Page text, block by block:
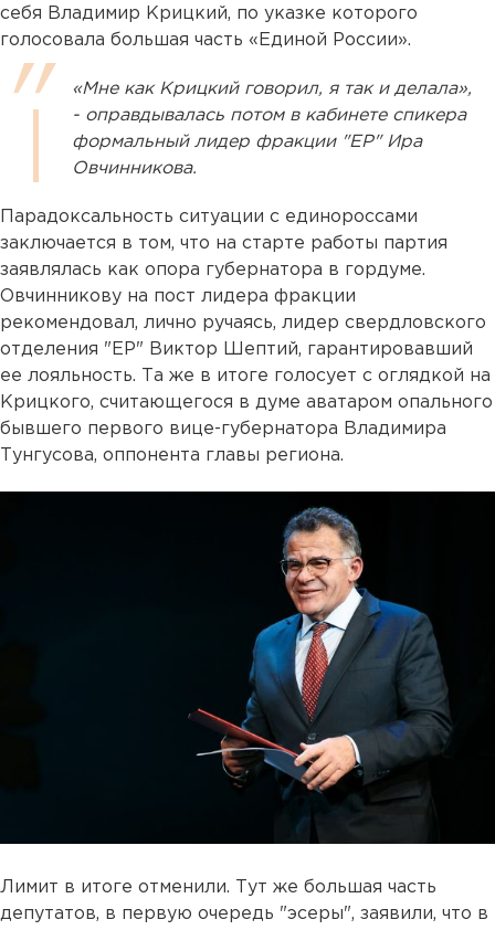
себя Владимир Крицкий, по указке которого
голосовала большая часть «Единой России».
«Мне как Крицкий говорил, я так и делала»,
- оправдывалась потом в кабинете спикера
формальный лидер фракции "ЕР" Ира
Овчинникова.
Парадоксальность ситуации с единороссами
заключается в том, что на старте работы партия
заявлялась как опора губернатора в гордуме.
Овчинникову на пост лидера фракции
рекомендовал, лично ручаясь, лидер свердловского
отделения "ЕР" Виктор Шептий, гарантировавший
ее лояльность. Та же в итоге голосует с оглядкой на
Крицкого, считающегося в думе аватаром опального
бывшего первого вице-губернатора Владимира
Тунгусова, оппонента главы региона.
Лимит в итоге отменили. Тут же большая часть
депутатов, в первую очередь "эсеры", заявили, что в